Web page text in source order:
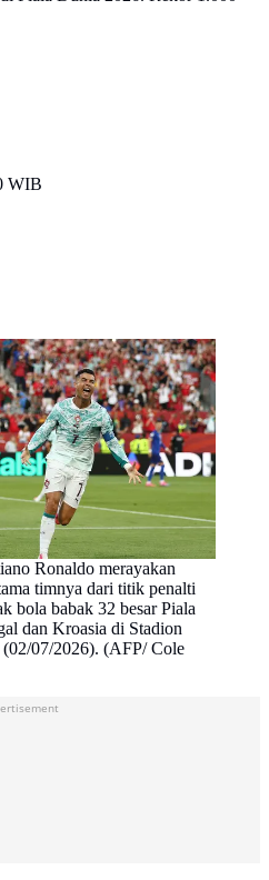
WIB
Ronaldo merayakan
timnya dari titik penalti
bola babak 32 besar Piala
dan Kroasia di Stadion
07/2026). (AFP/ Cole